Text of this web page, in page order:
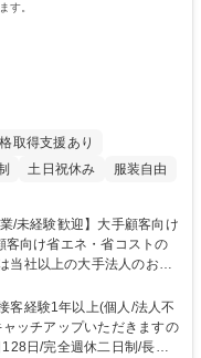
す。
取得支援あり
土日祝休み 服装自由
ムのマンションの管理会
は月に1～2回午前か午後で
顧客の現場ニーズを把握
商品説明、最適なプランの
客経験1年以上(個人/法人不